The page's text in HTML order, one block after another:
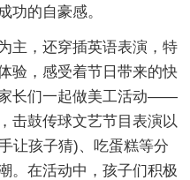
功的自豪感。
主，还穿插英语表演，特
验，感受着节日带来的快
长们一起做美工活动——
击鼓传球文艺节目表演以
让孩子猜)、吃蛋糕等分
。在活动中，孩子们积极